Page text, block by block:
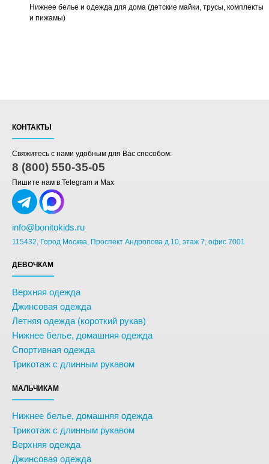
Нижнее белье и одежда для дома (детские майки, трусы, комплекты
и пижамы)
КОНТАКТЫ
Свяжитесь с нами удобным для Вас способом:
8 (800) 550-35-05
Пишите нам в Telegram и Max
info@bonitokids.ru
115432, Город Москва, Проспект Андропова д.10, этаж 7, офис 7001
ДЕВОЧКАМ
Верхняя одежда
Джинсовая одежда
Летняя одежда (короткий рукав)
Нижнее белье, домашняя одежда
Спортивная одежда
Трикотаж с длинным рукавом
МАЛЬЧИКАМ
Нижнее белье, домашняя одежда
Трикотаж с длинным рукавом
Верхняя одежда
Джинсовая одежда